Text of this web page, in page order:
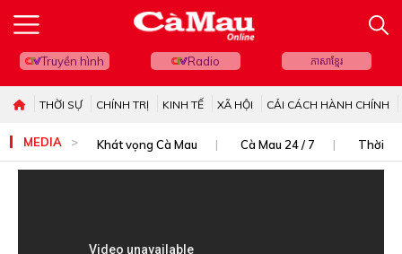
Truyền hình Radio ភាសាខ្មែរ
THỜI SỰ CHÍNH TRỊ KINH TẾ XÃ HỘI CẢI CÁCH HÀNH CHÍNH
MEDIA Khát vọng Cà Mau Cà Mau 24 / 7 Thời sự